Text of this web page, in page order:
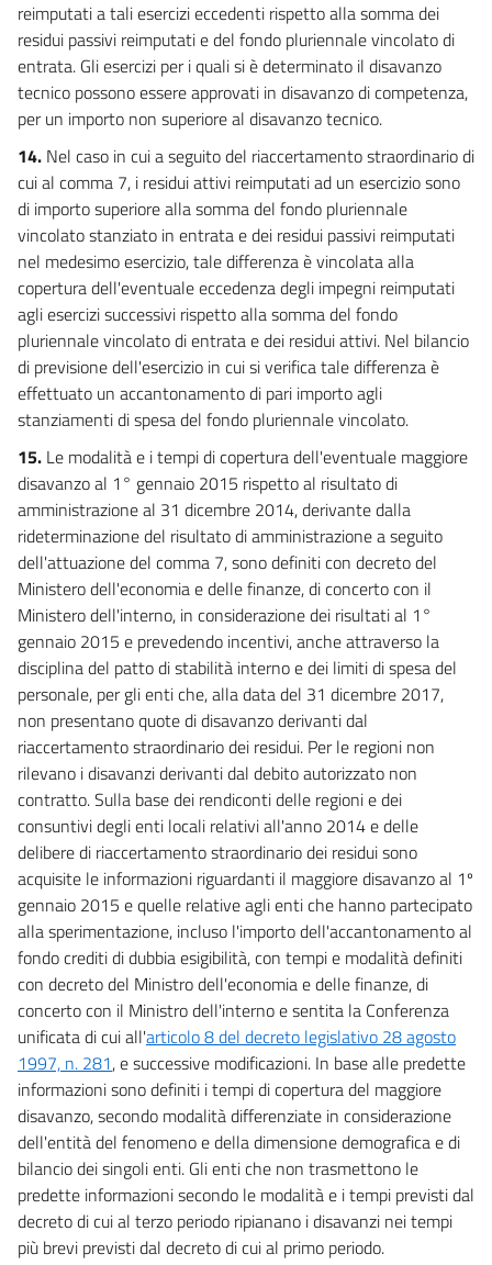
reimputati a tali esercizi eccedenti rispetto alla somma dei
residui passivi reimputati e del fondo pluriennale vincolato di
entrata. Gli esercizi per i quali si è determinato il disavanzo
tecnico possono essere approvati in disavanzo di competenza,
per un importo non superiore al disavanzo tecnico.
14. Nel caso in cui a seguito del riaccertamento straordinario di
cui al comma 7, i residui attivi reimputati ad un esercizio sono
di importo superiore alla somma del fondo pluriennale
vincolato stanziato in entrata e dei residui passivi reimputati
nel medesimo esercizio, tale differenza è vincolata alla
copertura dell'eventuale eccedenza degli impegni reimputati
agli esercizi successivi rispetto alla somma del fondo
pluriennale vincolato di entrata e dei residui attivi. Nel bilancio
di previsione dell'esercizio in cui si verifica tale differenza è
effettuato un accantonamento di pari importo agli
stanziamenti di spesa del fondo pluriennale vincolato.
15. Le modalità e i tempi di copertura dell'eventuale maggiore
disavanzo al 1° gennaio 2015 rispetto al risultato di
amministrazione al 31 dicembre 2014, derivante dalla
rideterminazione del risultato di amministrazione a seguito
dell'attuazione del comma 7, sono definiti con decreto del
Ministero dell'economia e delle finanze, di concerto con il
Ministero dell'interno, in considerazione dei risultati al 1°
gennaio 2015 e prevedendo incentivi, anche attraverso la
disciplina del patto di stabilità interno e dei limiti di spesa del
personale, per gli enti che, alla data del 31 dicembre 2017,
non presentano quote di disavanzo derivanti dal
riaccertamento straordinario dei residui. Per le regioni non
rilevano i disavanzi derivanti dal debito autorizzato non
contratto. Sulla base dei rendiconti delle regioni e dei
consuntivi degli enti locali relativi all'anno 2014 e delle
delibere di riaccertamento straordinario dei residui sono
acquisite le informazioni riguardanti il maggiore disavanzo al 1º
gennaio 2015 e quelle relative agli enti che hanno partecipato
alla sperimentazione, incluso l'importo dell'accantonamento al
fondo crediti di dubbia esigibilità, con tempi e modalità definiti
con decreto del Ministro dell'economia e delle finanze, di
concerto con il Ministro dell'interno e sentita la Conferenza
unificata di cui all'articolo 8 del decreto legislativo 28 agosto
1997, n. 281, e successive modificazioni. In base alle predette
informazioni sono definiti i tempi di copertura del maggiore
disavanzo, secondo modalità differenziate in considerazione
dell'entità del fenomeno e della dimensione demografica e di
bilancio dei singoli enti. Gli enti che non trasmettono le
predette informazioni secondo le modalità e i tempi previsti dal
decreto di cui al terzo periodo ripianano i disavanzi nei tempi
più brevi previsti dal decreto di cui al primo periodo.